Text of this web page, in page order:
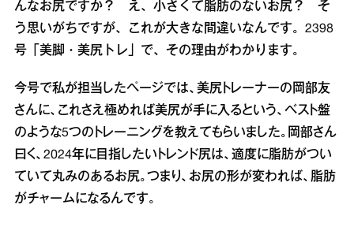
んなお尻ですか？ え、小さくて脂肪のないお尻？ そ
う思いがちですが、これが大きな間違いなんです。2398
号「美脚・美尻トレ」で、その理由がわかります。
今号で私が担当したページでは、美尻トレーナーの岡部友
さんに、これさえ極めれば美尻が手に入るという、ベスト盤
のような5つのトレーニングを教えてもらいました。岡部さん
曰く、2024年に目指したいトレンド尻は、適度に脂肪がつい
ていて丸みのあるお尻。つまり、お尻の形が変われば、脂肪
がチャームになるんです。